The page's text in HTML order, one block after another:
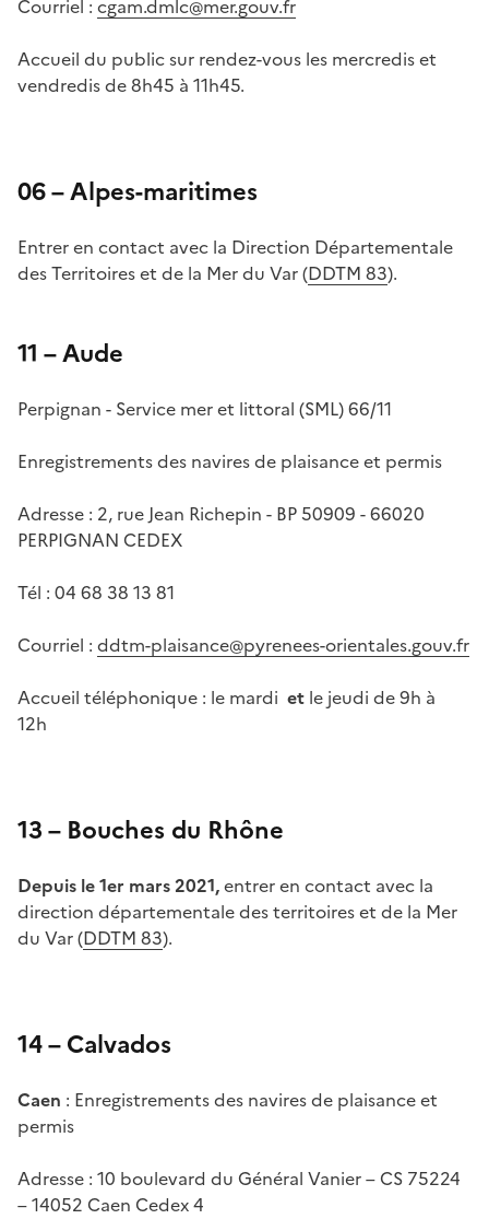
Courriel : cgam.dmlc@mer.gouv.fr
Accueil du public sur rendez-vous les mercredis et
vendredis de 8h45 à 11h45.
06 – Alpes-maritimes
Entrer en contact avec la Direction Départementale
des Territoires et de la Mer du Var (DDTM 83).
11 – Aude
Perpignan - Service mer et littoral (SML) 66/11
Enregistrements des navires de plaisance et permis
Adresse : 2, rue Jean Richepin - BP 50909 - 66020
PERPIGNAN CEDEX
Tél : 04 68 38 13 81
Courriel : ddtm-plaisance@pyrenees-orientales.gouv.fr
Accueil téléphonique : le mardi et le jeudi de 9h à
12h
13 – Bouches du Rhône
Depuis le 1er mars 2021,entrer en contact avec la
direction départementale des territoires et de la Mer
du Var (DDTM 83).
14 – Calvados
Caen : Enregistrements des navires de plaisance et
permis
Adresse : 10 boulevard du Général Vanier – CS 75224
– 14052 Caen Cedex 4